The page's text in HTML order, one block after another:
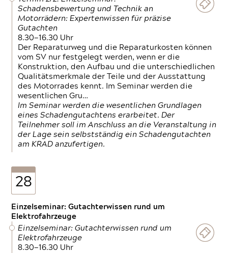
Schadensbewertung und Technik an
Motorrädern: Expertenwissen für präzise
Gutachten
8.30—16.30 Uhr
Der Reparaturweg und die Reparaturkosten können
vom SV nur festgelegt werden, wenn er die
Konstruktion, den Aufbau und die unterschiedlichen
Qualitätsmerkmale der Teile und der Ausstattung
des Motorrades kennt. Im Seminar werden die
wesentlichen Gru…
Im Seminar werden die wesentlichen Grundlagen
eines Schadengutachtens erarbeitet. Der
Teilnehmer soll im Anschluss an die Veranstaltung in
der Lage sein selbstständig ein Schadengutachten
am KRAD anzufertigen.
28
Einzelseminar: Gutachterwissen rund um
Elektrofahrzeuge
Einzelseminar: Gutachterwissen rund um
Elektrofahrzeuge
8.30—16.30 Uhr